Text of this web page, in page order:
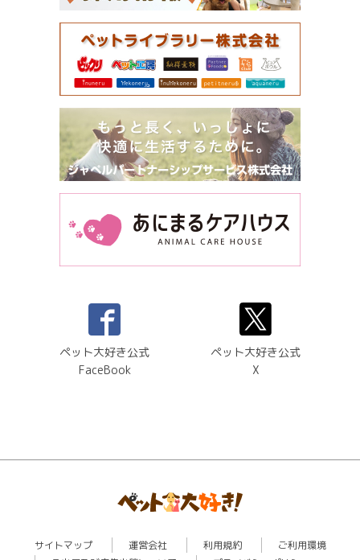
ペット大好き公式
FaceBook
ペット大好き公式
X
サイトマップ 運営会社 利用規約
ご利用環境